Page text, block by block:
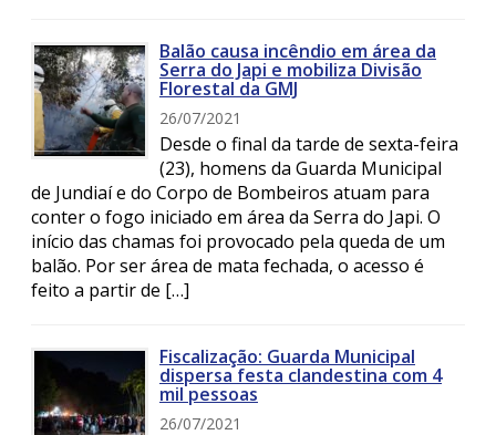
Balão causa incêndio em área da
Serra do Japi e mobiliza Divisão
Florestal da GMJ
26/07/2021
Desde o final da tarde de sexta-feira
(23), homens da Guarda Municipal
de Jundiaí e do Corpo de Bombeiros atuam para
conter o fogo iniciado em área da Serra do Japi. O
início das chamas foi provocado pela queda de um
balão. Por ser área de mata fechada, o acesso é
feito a partir de […]
Fiscalização: Guarda Municipal
dispersa festa clandestina com 4
mil pessoas
26/07/2021